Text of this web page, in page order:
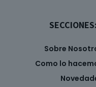
SECCIONES:
Sobre
Como lo